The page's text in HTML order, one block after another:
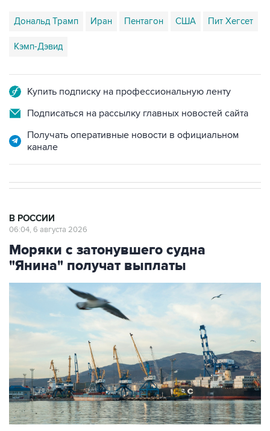
Дональд Трамп Иран Пентагон США Пит Хегсет
Кэмп-Дэвид
Купить подписку на профессиональную ленту
Подписаться на рассылку главных новостей сайта
Получать оперативные новости в официальном
канале
В РОССИИ
06:04, 6 августа 2026
Моряки с затонувшего судна
"Янина" получат выплаты